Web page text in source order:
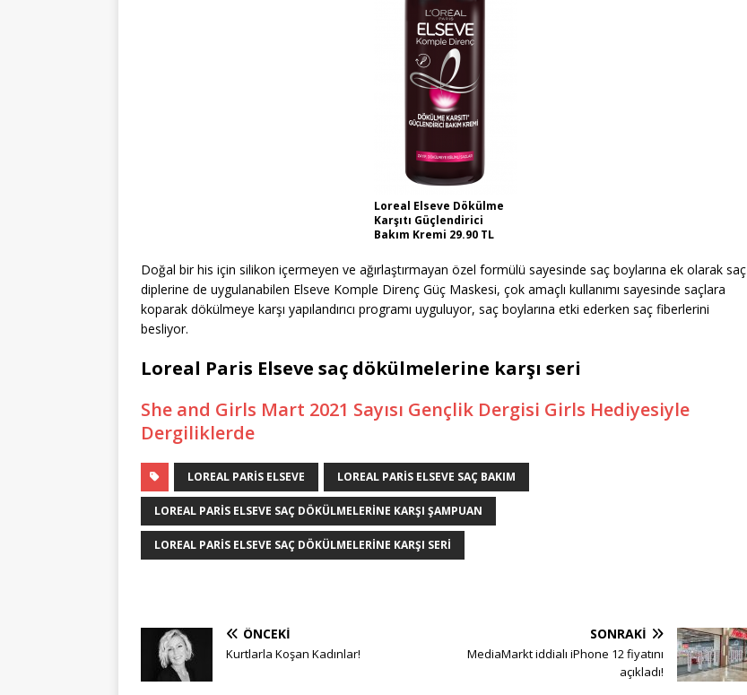
Loreal Elseve Dökülme
Karşıtı Güçlendirici
Bakım Kremi 29.90 TL
Doğal bir his için silikon içermeyen ve ağırlaştırmayan özel formülü sayesinde saç boylarına ek olarak saç
diplerine de uygulanabilen Elseve Komple Direnç Güç Maskesi, çok amaçlı kullanımı sayesinde saçlara
koparak dökülmeye karşı yapılandırıcı programı uyguluyor, saç boylarına etki ederken saç fiberlerini
besliyor.
Loreal Paris Elseve saç dökülmelerine karşı seri
She and Girls Mart 2021 Sayısı Gençlik Dergisi Girls Hediyesiyle
Dergiliklerde
LOREAL PARIS ELSEVE LOREAL PARIS ELSEVE SAÇ BAKIM
LOREAL PARIS ELSEVE SAÇ DÖKÜLMELERINE KARŞI ŞAMPUAN
LOREAL PARIS ELSEVE SAÇ DÖKÜLMELERINE KARŞI SERI
ÖNCEKI
Kurtlarla Koşan Kadınlar!
SONRAKI
MediaMarkt iddialı iPhone 12 fiyatını
açıkladı!